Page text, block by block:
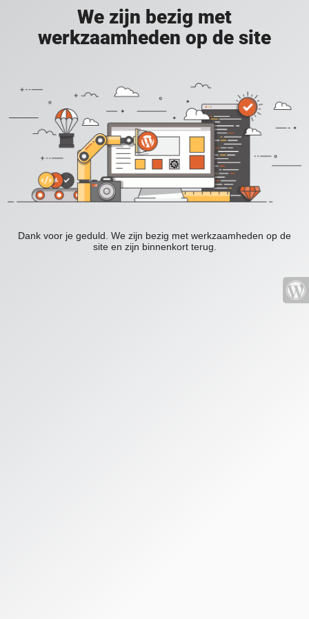
We zijn bezig met
werkzaamheden op de site
Dank voor je geduld. We zijn bezig met werkzaamheden op de
site en zijn binnenkort terug.